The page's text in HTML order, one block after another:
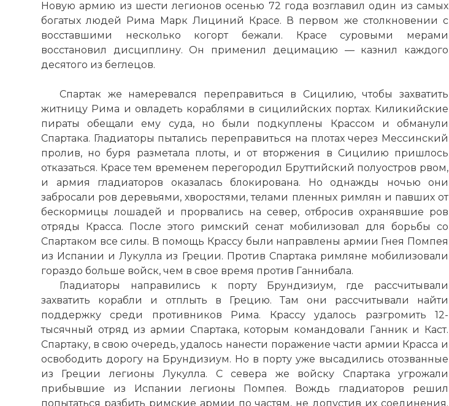
Новую армию из шести легионов осенью 72 года возглавил один из самых
богатых людей Рима Марк Лициний Красе. В первом же столкновении с
восставшими несколько когорт бежали. Красе суровыми мерами
восстановил дисциплину. Он применил децимацию — казнил каждого
десятого из беглецов.
Спартак же намеревался переправиться в Сицилию, чтобы захватить
житницу Рима и овладеть кораблями в сицилийских портах. Киликийские
пираты обещали ему суда, но были подкуплены Крассом и обманули
Спартака. Гладиаторы пытались переправиться на плотах через Мессинский
пролив, но буря разметала плоты, и от вторжения в Сицилию пришлось
отказаться. Красе тем временем перегородил Бруттийский полуостров рвом,
и армия гладиаторов оказалась блокирована. Но однажды ночью они
забросали ров деревьями, хворостями, телами пленных римлян и павших от
бескормицы лошадей и прорвались на север, отбросив охранявшие ров
отряды Красса. После этого римский сенат мобилизовал для борьбы со
Спартаком все силы. В помощь Крассу были направлены армии Гнея Помпея
из Испании и Лукулла из Греции. Против Спартака римляне мобилизовали
гораздо больше войск, чем в свое время против Ганнибала.
Гладиаторы направились к порту Брундизиум, где рассчитывали
захватить корабли и отплыть в Грецию. Там они рассчитывали найти
поддержку среди противников Рима. Крассу удалось разгромить 12-
тысячный отряд из армии Спартака, которым командовали Ганник и Каст.
Спартаку, в свою очередь, удалось нанести поражение части армии Красса и
освободить дорогу на Брундизиум. Но в порту уже высадились отозванные
из Греции легионы Лукулла. С севера же войску Спартака угрожали
прибывшие из Испании легионы Помпея. Вождь гладиаторов решил
попытаться разбить римские армии по частям, не допустив их соединения.
Вернуться в статью:Гражданские войны в Риме